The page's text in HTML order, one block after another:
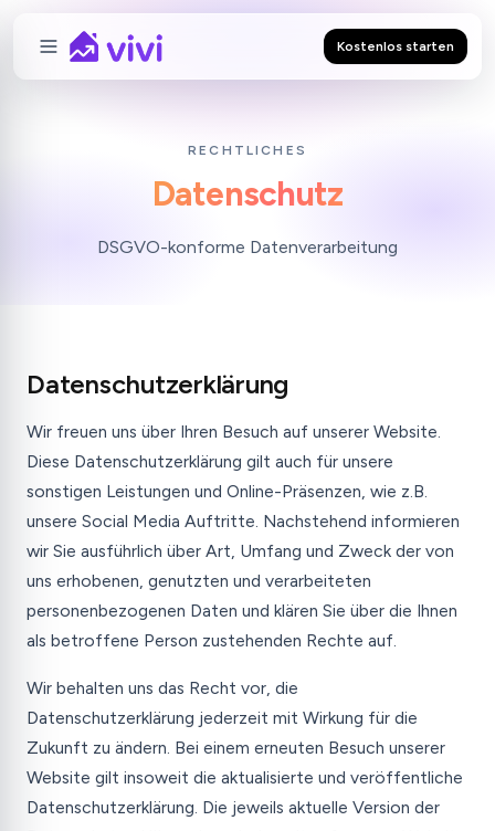
Kostenlos starten
RECHTLICHES
Datenschutz
DSGVO-konforme Datenverarbeitung
Datenschutzerklärung
Wir freuen uns über Ihren Besuch auf unserer Website.
Diese Datenschutzerklärung gilt auch für unsere
sonstigen Leistungen und Online-Präsenzen, wie z.B.
unsere Social Media Auftritte. Nachstehend informieren
wir Sie ausführlich über Art, Umfang und Zweck der von
uns erhobenen, genutzten und verarbeiteten
personenbezogenen Daten und klären Sie über die Ihnen
als betroffene Person zustehenden Rechte auf.
Wir behalten uns das Recht vor, die
Datenschutzerklärung jederzeit mit Wirkung für die
Zukunft zu ändern. Bei einem erneuten Besuch unserer
Website gilt insoweit die aktualisierte und veröffentliche
Datenschutzerklärung. Die jeweils aktuelle Version der